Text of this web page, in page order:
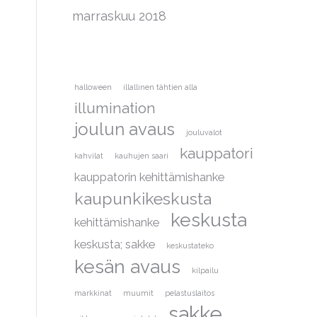
marraskuu 2018
halloween illallinen tähtien alla
illumination
joulun avaus jouluvalot
kahvilat kauhujen saari kauppatori
kauppatorin kehittämishanke
kaupunkikeskusta
kehittämishanke keskusta
keskusta; sakke keskustateko
kesän avaus kilpailu
markkinat muumit pelastuslaitos